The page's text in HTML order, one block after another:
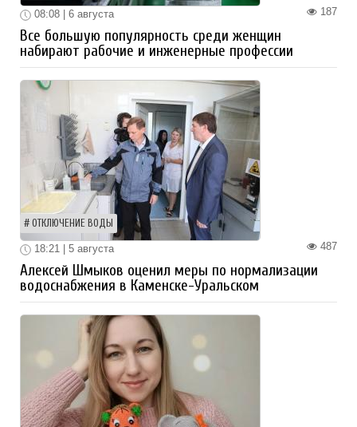
187
08:08 | 6 августа
Все большую популярность среди женщин
набирают рабочие и инженерные профессии
ОТКЛЮЧЕНИЕ ВОДЫ
487
18:21 | 5 августа
Алексей Шмыков оценил меры по нормализации
водоснабжения в Каменске-Уральском